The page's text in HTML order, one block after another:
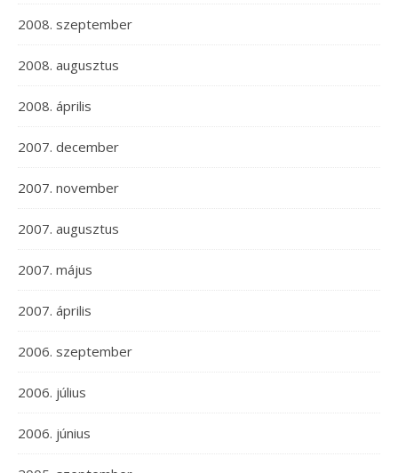
2008. szeptember
2008. augusztus
2008. április
2007. december
2007. november
2007. augusztus
2007. május
2007. április
2006. szeptember
2006. július
2006. június